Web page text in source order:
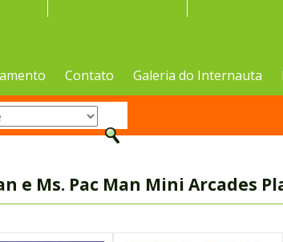
Contato Galeria do Internauta
e Ms. Pac Man Mini Arcades